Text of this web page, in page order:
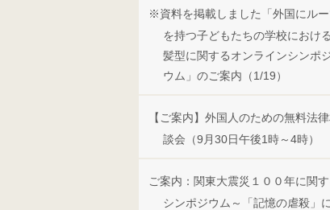
※資料を掲載しました「外国にル
を持つ子どもたちの学校における
髪型に関するオンラインシンポ
ウム」のご案内（1/19）
【ご案内】外国人のための無料法
談会（9月30日午後1時～4時）
ご案内：関東大震災１００年に関す
シンポジウム～「記憶の虐殺」に